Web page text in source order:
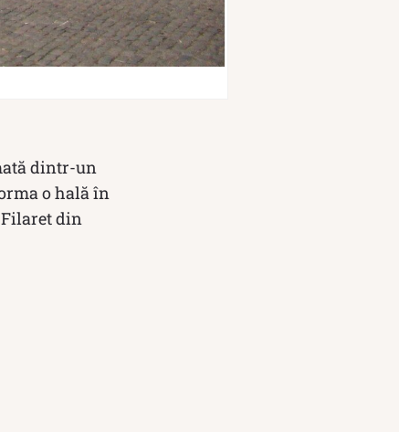
dintr-un
o hală în
Filaret din